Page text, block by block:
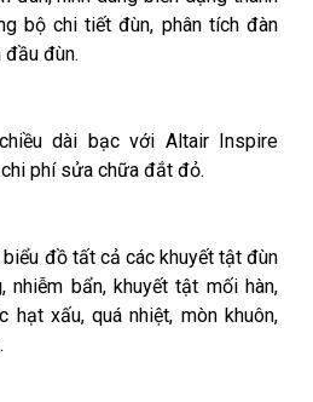
bộ chi tiết đùn, phân tích đàn
đùn.
dài bạc với Altair Inspire
phí sửa chữa đắt đỏ.
đồ tất cả các khuyết tật đùn
nhiễm bẩn, khuyết tật mối hàn,
hạt xấu, quá nhiệt, mòn khuôn,